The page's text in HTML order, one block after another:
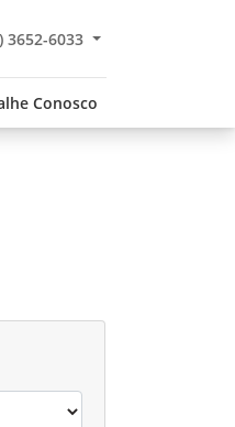
3652-6033
Conosco